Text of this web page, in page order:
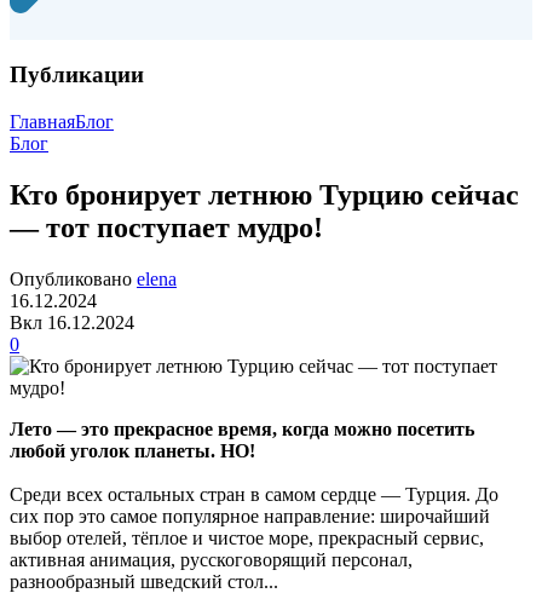
Публикации
ГлавнаяБлог
Блог
Кто бронирует летнюю Турцию сейчас
— тот поступает мудро!
Опубликовано elena
16.12.2024
Вкл 16.12.2024
0
Лето — это прекрасное время, когда можно посетить
любой уголок планеты. НО!
Среди всех остальных стран в самом сердце — Турция. До
сих пор это самое популярное направление: широчайший
выбор отелей, тёплое и чистое море, прекрасный сервис,
активная анимация, русскоговорящий персонал,
разнообразный шведский стол...